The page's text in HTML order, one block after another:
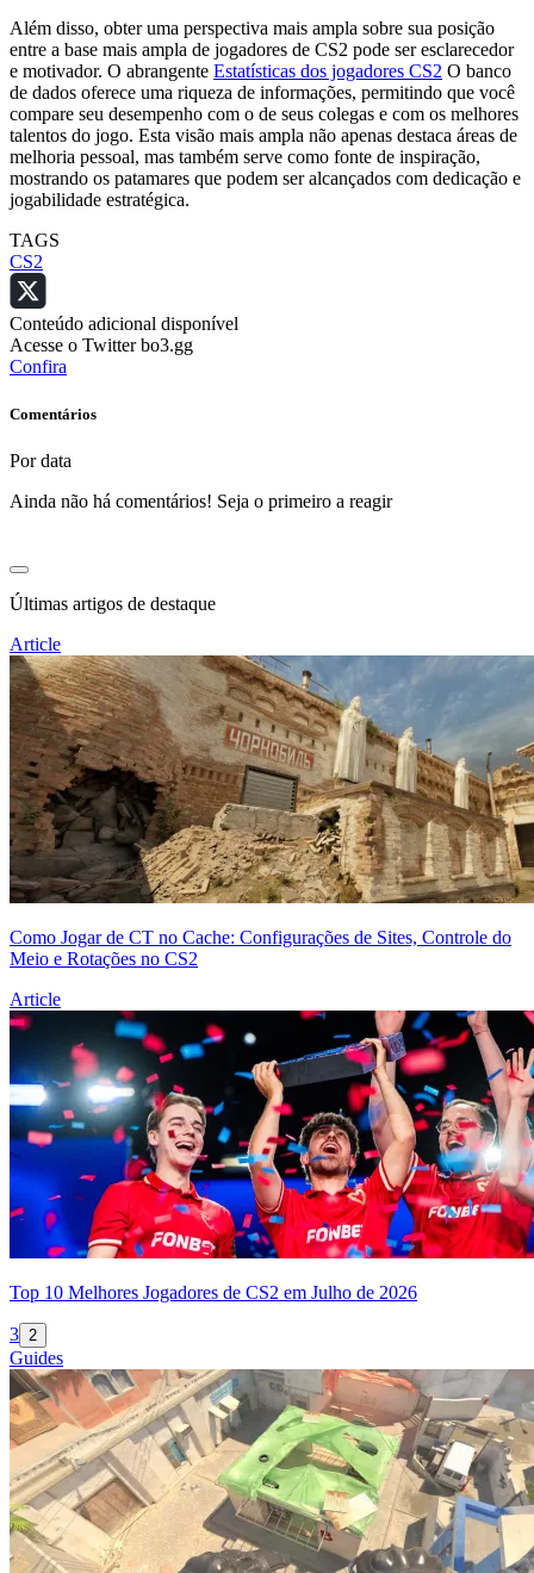
Além disso, obter uma perspectiva mais ampla sobre sua posição
entre a base mais ampla de jogadores de CS2 pode ser esclarecedor
e motivador. O abrangente Estatísticas dos jogadores CS2 O banco
de dados oferece uma riqueza de informações, permitindo que você
compare seu desempenho com o de seus colegas e com os melhores
talentos do jogo. Esta visão mais ampla não apenas destaca áreas de
melhoria pessoal, mas também serve como fonte de inspiração,
mostrando os patamares que podem ser alcançados com dedicação e
jogabilidade estratégica.
TAGS
CS2
Conteúdo adicional disponível
Acesse o Twitter bo3.gg
Confira
Comentários
Por data
Ainda não há comentários! Seja o primeiro a reagir
Últimas artigos de destaque
Article
Como Jogar de CT no Cache: Configurações de Sites, Controle do
Meio e Rotações no CS2
Article
Top 10 Melhores Jogadores de CS2 em Julho de 2026
3 2
Guides